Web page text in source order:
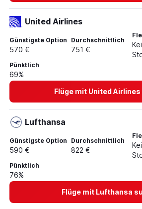
United Airlines
Günstigste Option
570 €
Durchschnittlich
751 €
Pünktlich
69%
Flüge mit United
Lufthansa
Günstigste Option
590 €
Durchschnittlich
822 €
Pünktlich
76%
Flüge mit Lufthansa